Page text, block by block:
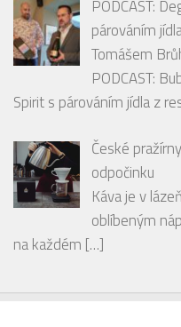
RECENZE
PODCAST:
párováním
Tomášem
PODCAST:
České
odpočinku
Káva je v
oblíbeným